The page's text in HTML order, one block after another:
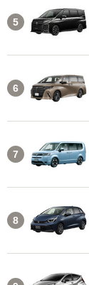
5
6
7
8